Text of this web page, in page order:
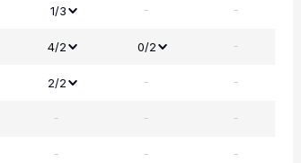
1/3 - -
4/2 0/2 -
2/2 - -
- - -
- - -